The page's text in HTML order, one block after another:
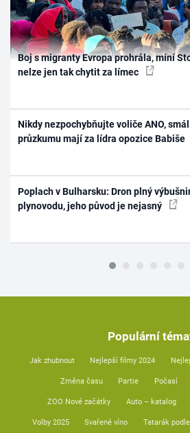
Boj s migranty Evropa prohrála, míní
nelze jen tak chytit za límec
Nikdy nezpochybňujte voliče ANO,
průzkumu mají za lídra opozice Babiše
Poplach v Bulharsku: Dron plný
plynovodu, jeho původ je nejasný
Populární
Jak zhubnout Nejlepší filmy 2024
Změna času Partie Počasí
ZOO Nové začátky Auto – katalog
Volby 2025 Svařené víno Tatarák